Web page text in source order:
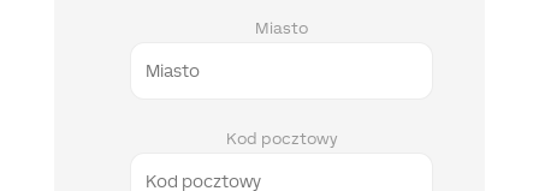
Miasto
Kod pocztowy